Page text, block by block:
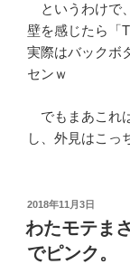
というわけで
壁を感じたら「
実際はバックボ
センｗ
でもまあこれ
し、外見はこっ
投
稿
日:
2018年11月3日
わたモテま
でピンク。